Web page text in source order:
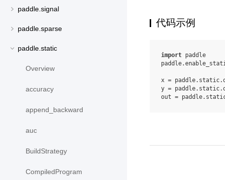
paddle.signal
paddle.sparse
paddle.static
Overview
accuracy
append_backward
auc
BuildStrategy
CompiledProgram
代码示例
import paddle
paddle.
x = paddle. static.
y = paddle. static.
out = paddle.